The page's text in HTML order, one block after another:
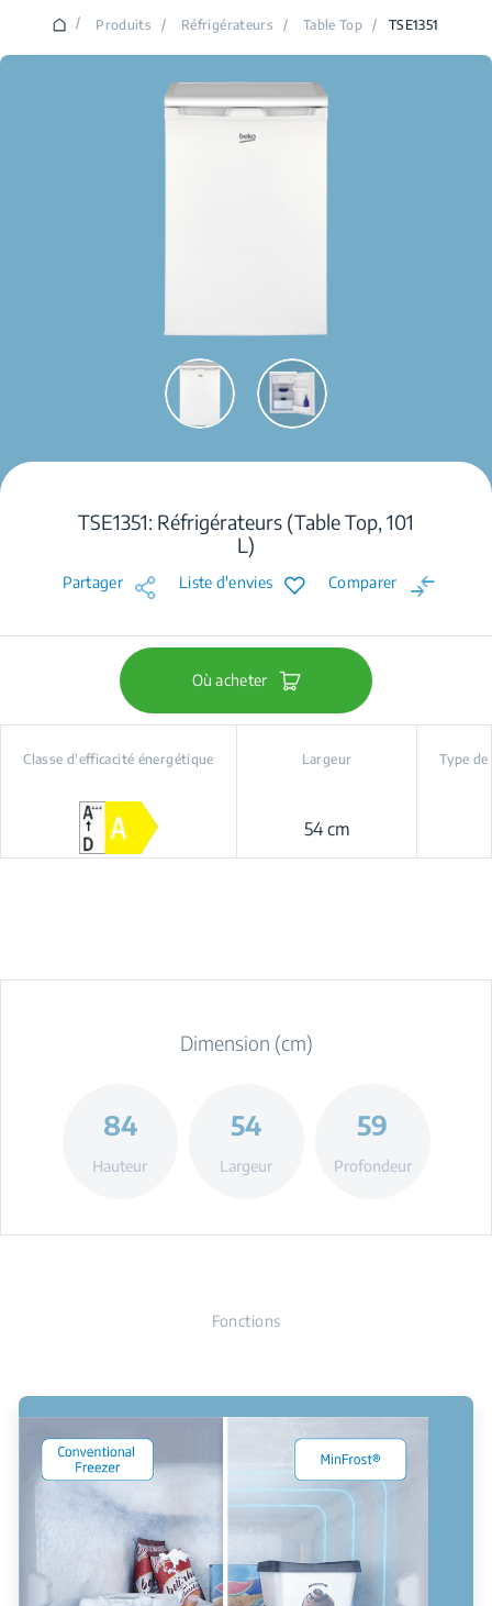
/ Produits / Réfrigérateurs / Table Top / TSE1351
TSE1351: Réfrigérateurs (Table Top, 101
L)
Partager Liste d'envies Comparer
Où acheter
Classe d'efficacité énergétique Largeur
54 cm
Type
Dimension (cm)
84
Hauteur
54
Largeur
59
Profondeur
Fonctions